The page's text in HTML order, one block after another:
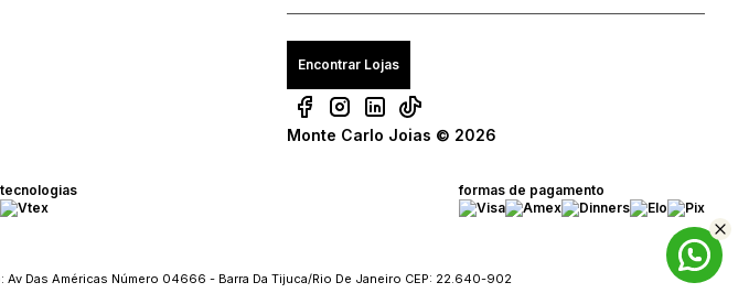
Encontrar Lojas
Monte Carlo Joias © 2026
tecnologias formas de pagamento
Das Américas Número 04666 - Barra Da Tijuca/Rio De Janeiro CEP: 22.640-902